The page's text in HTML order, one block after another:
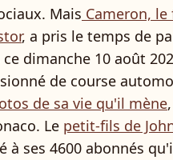
Mais Cameron, le
, a pris le temps de
dimanche 10 août
de course
de sa vie qu'il mène
Le petit-fils de
à ses 4600 abonnés